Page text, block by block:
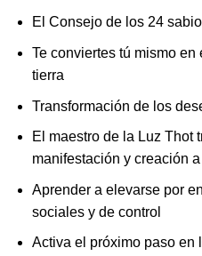
El Consejo de los 24
Te conviertes tú mismo
tierra
Transformación de los
El maestro de la Luz Thot
manifestación y creación a
Aprender a elevarse por
sociales y de control
Activa el próximo paso en